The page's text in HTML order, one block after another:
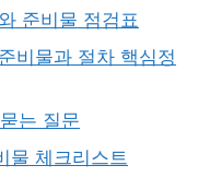
준비물 점검표
비물과 절차 핵심정
는 질문
물 체크리스트